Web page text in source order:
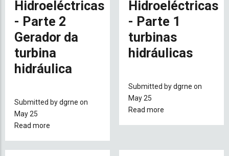
de
3
Sistema
de
da
Hidroeléctricas
- Parte 2
Gerador da
turbina
hidráulica
Submitted bydgrne on
May 25
Read more
Técnicas
Hidroeléctricas
- Parte 1
turbinas
hidráulicas
Submitted bydgrne on
May 25
Read more